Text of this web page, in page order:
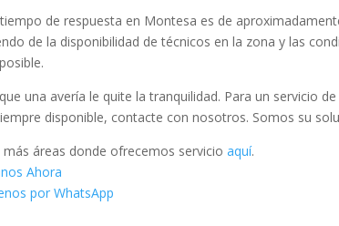
de respuesta en Montesa es de
de la disponibilidad de técnicos en la zona y las
una avería le quite la tranquilidad. Para un servicio de
disponible, contacte con nosotros. Somos su
más áreas donde ofrecemos servicioaquí.
Ahora
por WhatsApp